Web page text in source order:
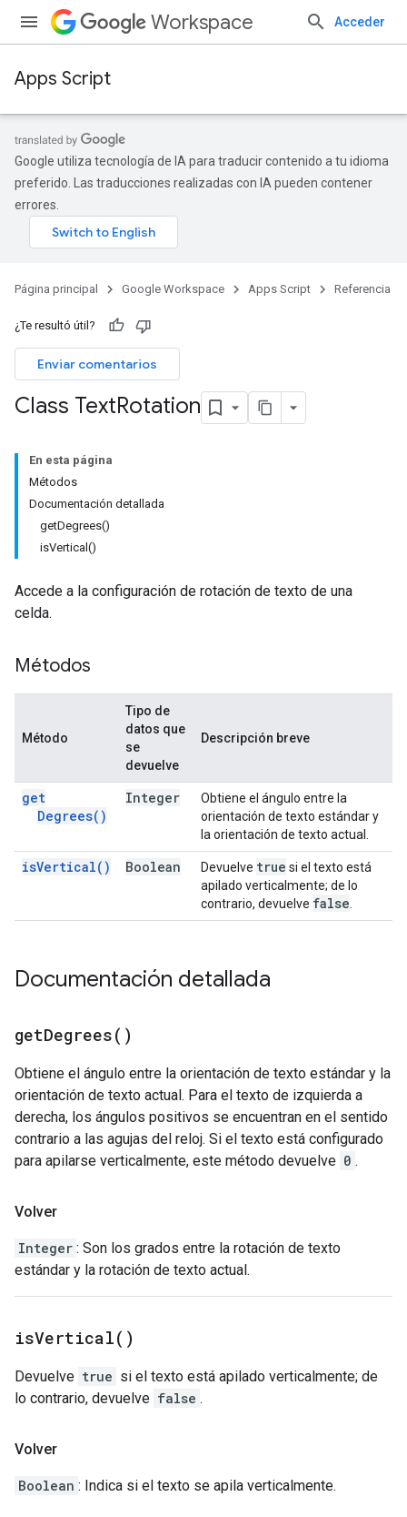
Workspace Acceder
Apps Script
Google utiliza tecnología de IA para traducir contenido a tu idioma
preferido. Las traducciones realizadas con IA pueden contener
errores.
Página principal Google Workspace Apps Script Referencia
¿Te resultó útil?
Enviar comentarios
Class TextRotation
En esta página
Métodos
Documentación detallada
getDegrees()
isVertical()
Accede a la configuración de rotación de texto de una
celda.
Métodos
Método
Tipo de
datos que
se
devuelve
Descripción breve
get
Degrees( )
Integer
Obtiene el ángulo entre la
orientación de texto estándar y
la orientación de texto actual.
isVertical( ) Boolean Devuelve true si el texto está
apilado verticalmente; de lo
contrario, devuelve false
Documentación detallada
getDegrees( )
Obtiene el ángulo entre la orientación de texto estándar y la
orientación de texto actual. Para el texto de izquierda a
derecha, los ángulos positivos se encuentran en el sentido
contrario a las agujas del reloj. Si el texto está configurado
para apilarse verticalmente, este método devuelve 0 .
Volver
Integer : Son los grados entre la rotación de texto
estándar y la rotación de texto actual.
isVertical( )
Devuelve true si el texto está apilado verticalmente; de
lo contrario, devuelve false .
Volver
Boolean : Indica si el texto se apila verticalmente.